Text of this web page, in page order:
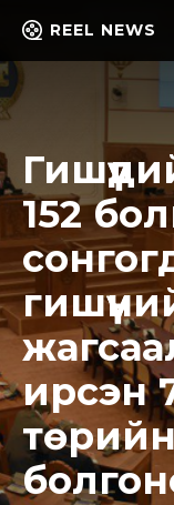
REEL NEWS
152
ирсэн
төрийн